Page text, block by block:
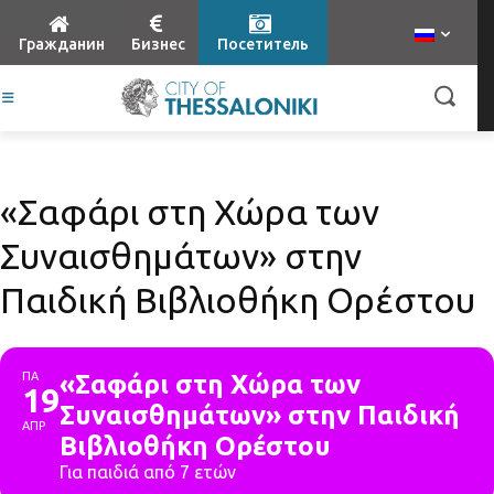
Гражданин Бизнес Посетитель
«Σαφάρι στη Χώρα των
Συναισθημάτων» στην
Παιδική Βιβλιοθήκη Ορέστου
ΠΑ
19
ΑΠΡ
«Σαφάρι στη Χώρα των
Συναισθημάτων» στην Παιδική
Βιβλιοθήκη Ορέστου
Για παιδιά από 7 ετών